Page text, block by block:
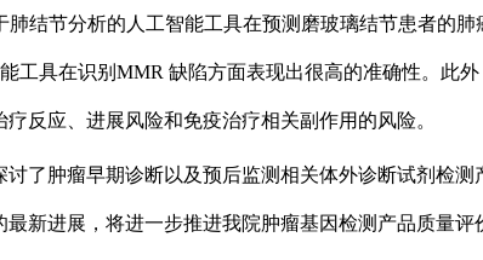
结节分析的人工智能工具在预测磨玻璃结节患者的
工具在识别MMR 缺陷方面表现出很高的准确性。此
反应、进展风险和免疫治疗相关副作用的风险。
了肿瘤早期诊断以及预后监测相关体外诊断试剂检
新进展，将进一步推进我院肿瘤基因检测产品质量